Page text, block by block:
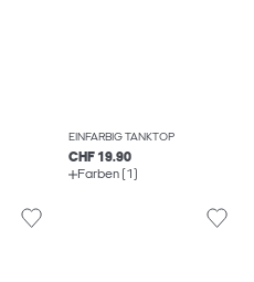
EINFARBIG TANKTOP
CHF 19.90
Farben (1)